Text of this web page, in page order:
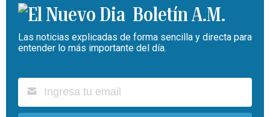
Boletín A.M.
Las noticias explicadas de forma sencilla y directa para
entender lo más importante del día.